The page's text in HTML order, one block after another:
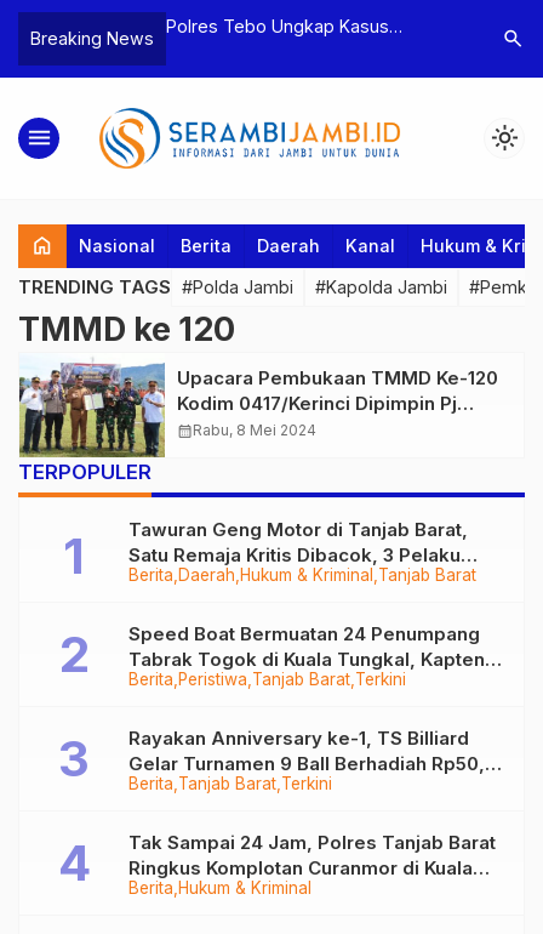
Breaking News
BPD, Polres
Tersangka
Polres Tebo Ungkap Kasus
Dua Pelaku Pengeroyokan di Sumay
Terkait
Kakanwil
search
menu light_mode
home Nasional Berita Daerah Kanal Hukum &
TRENDING TAGS #Polda Jambi #Kapolda Jambi
TMMD ke 120
Upacara Pembukaan TMMD Ke-120
Kodim 0417/Kerinci Dipimpin Pj
Bupati Kerinci
calendar_monthRabu, 8 Mei 2024
TERPOPULER
Berita Daerah Hukum & Kriminal Tanjab Barat
Tawuran Geng Motor di Tanjab Barat,
Satu Remaja Kritis Dibacok, 3 Pelaku
Ditangkap
Berita Peristiwa Tanjab Barat Terkini
Speed Boat Bermuatan 24 Penumpang
Tabrak Togok di Kuala Tungkal, Kapten
Sempat Hilang
Berita Tanjab Barat Terkini
Rayakan Anniversary ke-1, TS Billiard
Gelar Turnamen 9 Ball Berhadiah Rp50,8
Juta
Berita Hukum & Kriminal
Tak Sampai 24 Jam, Polres Tanjab Barat
Ringkus Komplotan Curanmor di Kuala
Tungkal